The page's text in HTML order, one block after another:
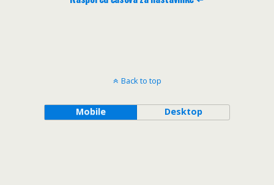
Back to top
Mobile Desktop